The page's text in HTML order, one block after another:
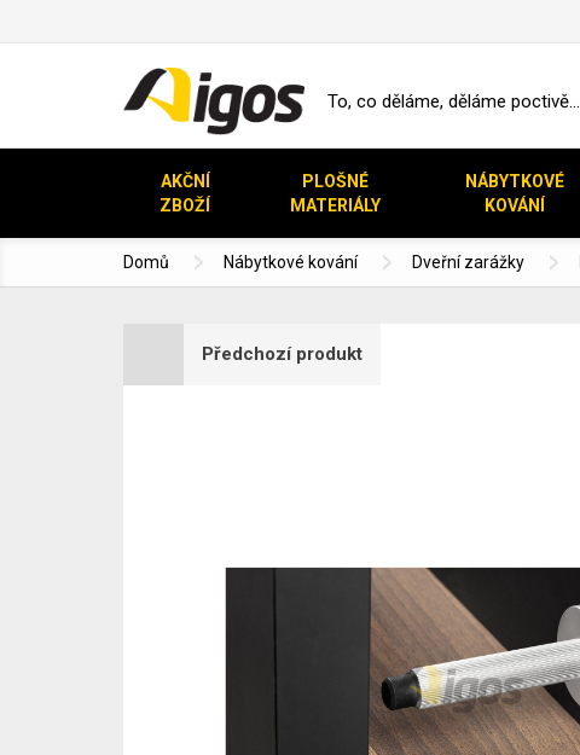
To, co děláme, děláme poctivě...
AKČNÍ
ZBOŽÍ
PLOŠNÉ
MATERIÁLY
NÁBYTKOVÉ
KOVÁNÍ
Domů Nábytkové kování Dveřní zarážky
Předchozí produkt